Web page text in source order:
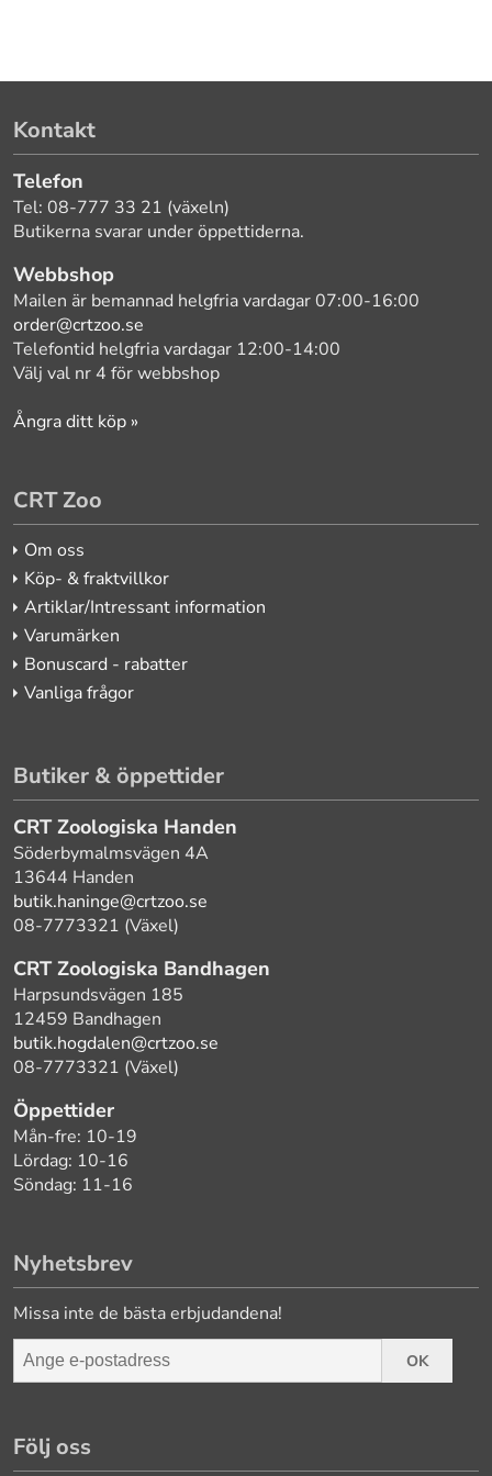
Kontakt
Telefon
Tel: 08-777 33 21 (växeln)
Butikerna svarar under öppettiderna.
Webbshop
Mailen är bemannad helgfria vardagar 07:00-16:00
order@crtzoo.se
Telefontid helgfria vardagar 12:00-14:00
Välj val nr 4 för webbshop
Ångra ditt köp »
CRT Zoo
Om oss
Köp- & fraktvillkor
Artiklar/Intressant information
Varumärken
Bonuscard - rabatter
Vanliga frågor
Butiker & öppettider
CRT Zoologiska Handen
Söderbymalmsvägen 4A
13644 Handen
butik.haninge@crtzoo.se
08-7773321 (Växel)
CRT Zoologiska Bandhagen
Harpsundsvägen 185
12459 Bandhagen
butik.hogdalen@crtzoo.se
08-7773321 (Växel)
Öppettider
Mån-fre: 10-19
Lördag: 10-16
Söndag: 11-16
Nyhetsbrev
Missa inte de bästa erbjudandena!
OK
Följ oss